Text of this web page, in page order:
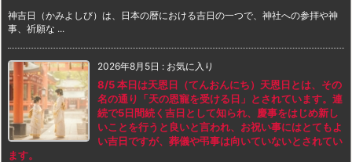
神吉日（かみよしび）は、日本の暦における吉日の一つで、神社への参拝や神
事、祈願な ...
2026年8月5日 : お気に入り
8/5 本日は天恩日（てんおんにち）天恩日とは、その
名の通り「天の恩寵を受ける日」とされています。連
続で5日間続く吉日として知られ、慶事をはじめ新し
いことを行うと良いと言われ、お祝い事にはとてもよ
い吉日ですが、葬儀や弔事は向いていないとされてい
ます。